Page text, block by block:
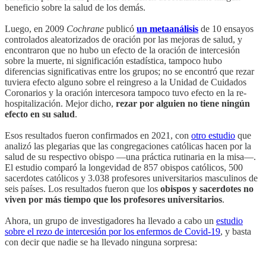
beneficio sobre la salud de los demás.
Luego, en 2009 Cochrane publicó un metaanálisis de 10 ensayos
controlados aleatorizados de oración por las mejoras de salud, y
encontraron que no hubo un efecto de la oración de intercesión
sobre la muerte, ni significación estadística, tampoco hubo
diferencias significativas entre los grupos; no se encontró que rezar
tuviera efecto alguno sobre el reingreso a la Unidad de Cuidados
Coronarios y la oración intercesora tampoco tuvo efecto en la re-
hospitalización. Mejor dicho, rezar por alguien no tiene ningún
efecto en su salud.
Esos resultados fueron confirmados en 2021, con otro estudio que
analizó las plegarias que las congregaciones católicas hacen por la
salud de su respectivo obispo —una práctica rutinaria en la misa—.
El estudio comparó la longevidad de 857 obispos católicos, 500
sacerdotes católicos y 3.038 profesores universitarios masculinos de
seis países. Los resultados fueron que los obispos y sacerdotes no
viven por más tiempo que los profesores universitarios.
Ahora, un grupo de investigadores ha llevado a cabo un estudio
sobre el rezo de intercesión por los enfermos de Covid-19, y basta
con decir que nadie se ha llevado ninguna sorpresa: